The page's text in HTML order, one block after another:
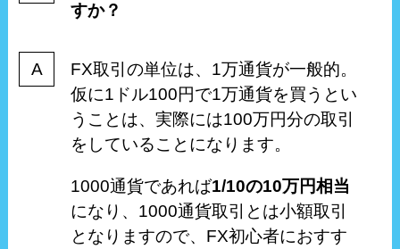
すか？
FX取引の単位は、1万通貨が一般的。
仮に1ドル100円で1万通貨を買うとい
うことは、実際には100万円分の取引
をしていることになります。
1000通貨であれば1/10の10万円相当
になり、1000通貨取引とは小額取引
となりますので、FX初心者におすす